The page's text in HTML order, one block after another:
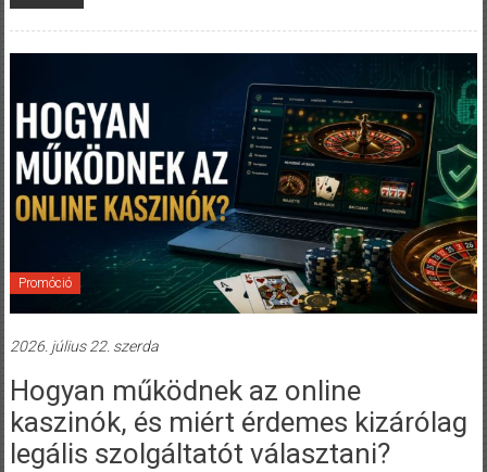
Promóció
2026. július 22. szerda
Hogyan működnek az online
kaszinók, és miért érdemes kizárólag
legális szolgáltatót választani?